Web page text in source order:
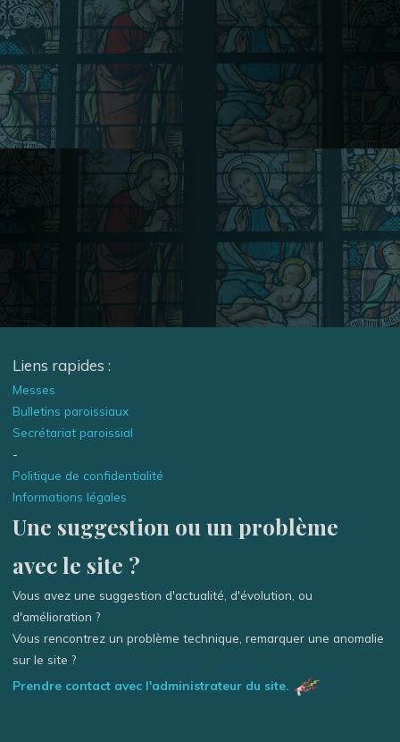
Liens rapides :
Messes
Bulletins paroissiaux
Secrétariat paroissial
-
Politique de confidentialité
Informations légales
Une suggestion ou un problème
avec le site ?
Vous avez une suggestion d'actualité, d'évolution, ou
d'amélioration ?
Vous rencontrez un problème technique, remarquer une anomalie
sur le site ?
Prendre contact avec l'administrateur du site.